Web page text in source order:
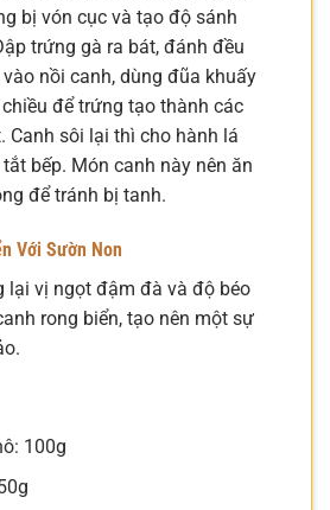
bị vón cục và tạo độ sánh
trứng gà ra bát, đánh đều
nồi canh, dùng đũa khuấy
để trứng tạo thành các
Canh sôi lại thì cho hành lá
bếp. Món canh này nên ăn
để tránh bị tanh.
Với Sườn Non
lại vị ngọt đậm đà và độ béo
rong biển, tạo nên một sự
100g